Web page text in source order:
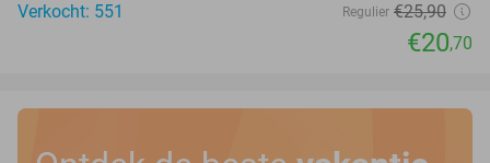
Verkocht: 551
Regulier €25,90
€20,70